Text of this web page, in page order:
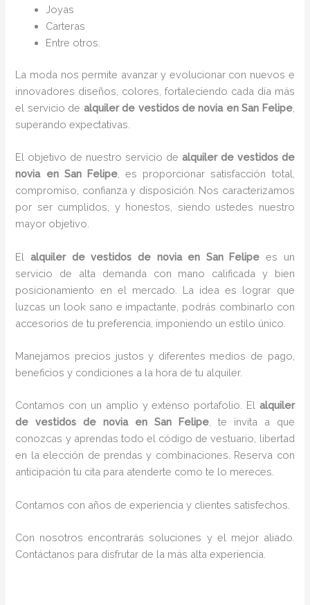
Joyas
Carteras
Entre otros.
La moda nos permite avanzar y evolucionar con nuevos e
innovadores diseños, colores, fortaleciendo cada día más
el servicio de alquiler de vestidos de novia en San Felipe,
superando expectativas.
El objetivo de nuestro servicio de alquiler de vestidos de
novia en San Felipe, es proporcionar satisfacción total,
compromiso, confianza y disposición. Nos caracterizamos
por ser cumplidos, y honestos, siendo ustedes nuestro
mayor objetivo.
Elalquiler de vestidos de novia en San Felipe es un
servicio de alta demanda con mano calificada y bien
posicionamiento en el mercado. La idea es lograr que
luzcas un look sano e impactante, podrás combinarlo con
accesorios de tu preferencia, imponiendo un estilo único.
Manejamos precios justos y diferentes medios de pago,
beneficios y condiciones a la hora de tu alquiler.
Contamos con un amplio y extenso portafolio. El alquiler
de vestidos de novia en San Felipe, te invita a que
conozcas y aprendas todo el código de vestuario, libertad
en la elección de prendas y combinaciones. Reserva con
anticipación tu cita para atenderte como te lo mereces.
Contamos con años de experiencia y clientes satisfechos.
Con nosotros encontrarás soluciones y el mejor aliado.
Contáctanos para disfrutar de la más alta experiencia.